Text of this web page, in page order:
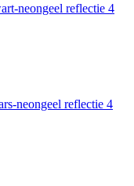
neongeel reflectie 4
neongeel reflectie 4